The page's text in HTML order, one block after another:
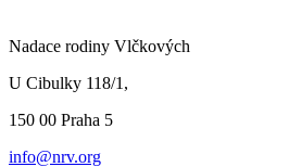
Nadace rodiny Vlčkových
U Cibulky 118/1,
150 00 Praha 5
info@nrv.org